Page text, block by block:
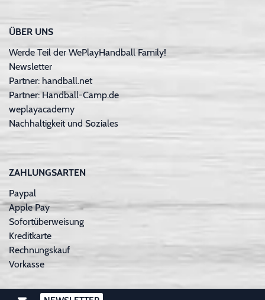
ÜBER UNS
Werde Teil der WePlayHandball Family!
Newsletter
Partner: handball.net
Partner: Handball-Camp.de
weplayacademy
Nachhaltigkeit und Soziales
ZAHLUNGSARTEN
Paypal
Apple Pay
Sofortüberweisung
Kreditkarte
Rechnungskauf
Vorkasse